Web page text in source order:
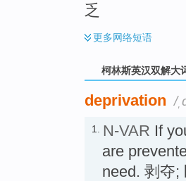
乏
更多网络短语
柯林斯英汉双解大
deprivation /
1. N-VAR If
are
need. 剥夺;